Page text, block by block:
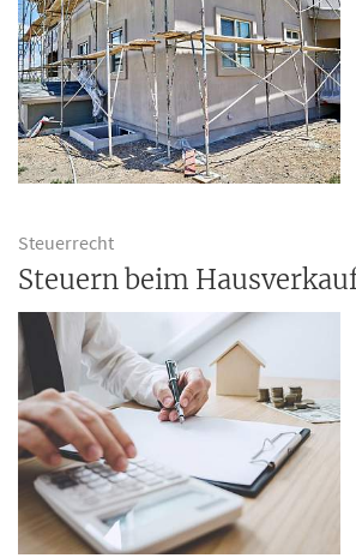
Steuerrecht
Steuern beim